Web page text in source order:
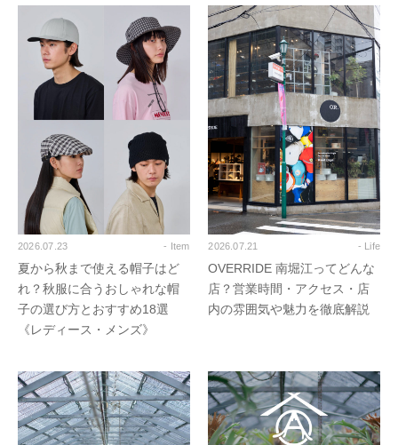
2026.07.23 - Item
夏から秋まで使える帽子はど
れ？秋服に合うおしゃれな帽
子の選び方とおすすめ18選
《レディース・メンズ》
2026.07.21 - Life
OVERRIDE 南堀江ってどんな
店？営業時間・アクセス・店
内の雰囲気や魅力を徹底解説